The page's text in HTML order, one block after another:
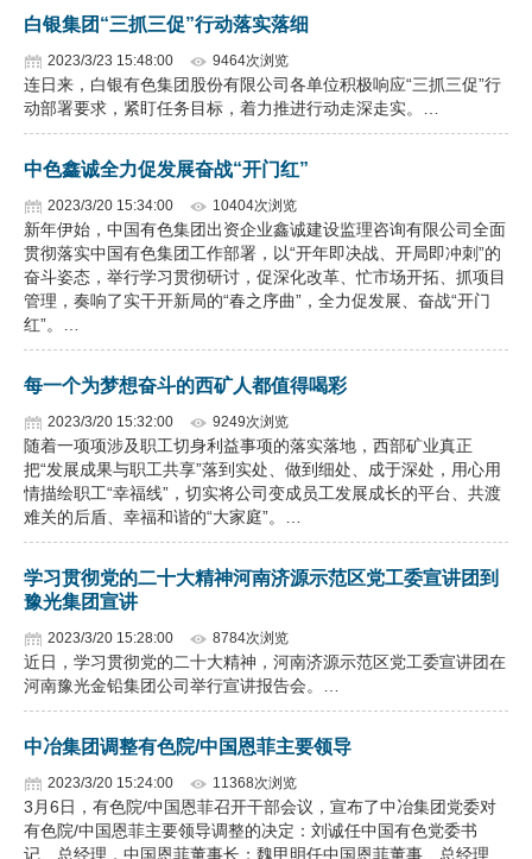
白银集团“三抓三促”行动落实落细
2023/3/23 15:48:00 9464次浏览
连日来，白银有色集团股份有限公司各单位积极响应“三抓三促”行
动部署要求，紧盯任务目标，着力推进行动走深走实。…
中色鑫诚全力促发展奋战“开门红”
2023/3/20 15:34:00 10404次浏览
新年伊始，中国有色集团出资企业鑫诚建设监理咨询有限公司全面
贯彻落实中国有色集团工作部署，以“开年即决战、开局即冲刺”的
奋斗姿态，举行学习贯彻研讨，促深化改革、忙市场开拓、抓项目
管理，奏响了实干开新局的“春之序曲”，全力促发展、奋战“开门
红”。…
每一个为梦想奋斗的西矿人都值得喝彩
2023/3/20 15:32:00 9249次浏览
随着一项项涉及职工切身利益事项的落实落地，西部矿业真正
把“发展成果与职工共享”落到实处、做到细处、成于深处，用心用
情描绘职工“幸福线”，切实将公司变成员工发展成长的平台、共渡
难关的后盾、幸福和谐的“大家庭”。…
学习贯彻党的二十大精神河南济源示范区党工委宣讲团到
豫光集团宣讲
2023/3/20 15:28:00 8784次浏览
近日，学习贯彻党的二十大精神，河南济源示范区党工委宣讲团在
河南豫光金铅集团公司举行宣讲报告会。…
中冶集团调整有色院/中国恩菲主要领导
2023/3/20 15:24:00 11368次浏览
3月6日，有色院/中国恩菲召开干部会议，宣布了中冶集团党委对
有色院/中国恩菲主要领导调整的决定：刘诚任中国有色党委书
记、总经理，中国恩菲董事长；魏甲明任中国恩菲董事、总经理、